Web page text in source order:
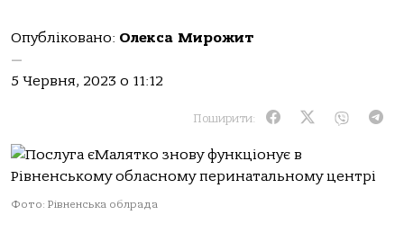
Опубліковано: Олекса Мирожит
—
5 Червня, 2023 о 11:12
Поширити:
Фото: Рівненська облрада